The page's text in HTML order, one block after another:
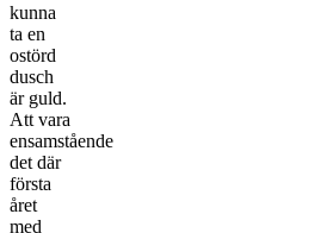
kunna
ta en
ostörd
dusch
är guld.
Att vara
ensamstående
det där
första
året
med